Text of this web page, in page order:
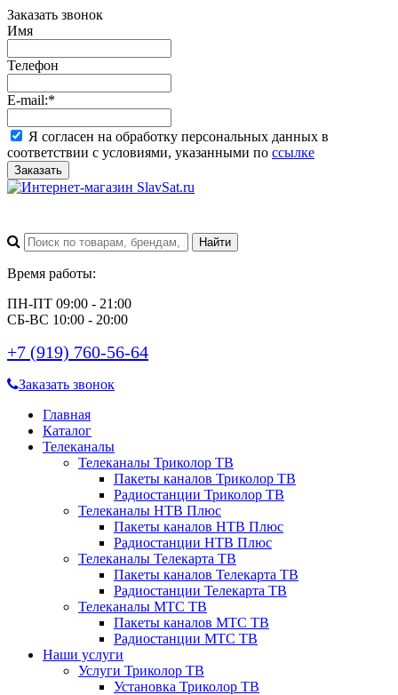
Заказать звонок
Имя
Телефон
E-mail:*
Я согласен на обработку персональных данных в
соответствии с условиями, указанными по ссылке
Заказать
Время работы:
ПН-ПТ 09:00 - 21:00
СБ-ВС 10:00 - 20:00
+7 (919) 760-56-64
Заказать звонок
Главная
Каталог
Телеканалы
Телеканалы Триколор ТВ
Пакеты каналов Триколор ТВ
Радиостанции Триколор ТВ
Телеканалы НТВ Плюс
Пакеты каналов НТВ Плюс
Радиостанции НТВ Плюс
Телеканалы Телекарта ТВ
Пакеты каналов Телекарта ТВ
Радиостанции Телекарта ТВ
Телеканалы МТС ТВ
Пакеты каналов МТС ТВ
Радиостанции МТС ТВ
Наши услуги
Услуги Триколор ТВ
Установка Триколор ТВ